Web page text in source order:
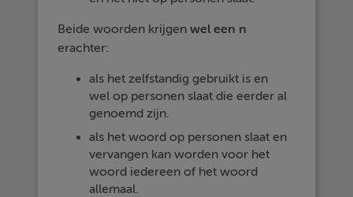
Beide woorden krijgenwel een n
erachter:
als het zelfstandig gebruikt is en
wel op personen slaat die eerder al
genoemd zijn.
als het woord op personen slaat en
vervangen kan worden voor het
woord iedereen of het woord
allemaal.